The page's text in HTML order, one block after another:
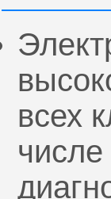
всех